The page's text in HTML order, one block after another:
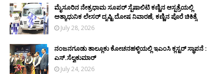
ಮೈಸೂರಿನ ನೇತ್ರಧಾಮ ಸೂಪರ್ ಸ್ಪೆಷಾಲಿಟಿ ಕಣ್ಣಿನ ಆಸ್ಪತ್ರೆಯಲ್ಲಿ
ಅತ್ಯಾಧುನಿಕ ಲೇಸರ್ ದೃಷ್ಟಿ ದೋಷ ನಿವಾರಣೆ, ಕಣ್ಣಿನ ಪೊರೆ ಚಿಕಿತ್ಸೆ
July 28, 2026
ನಂಜನಗೂಡು ತಾಲ್ಲೂಕು ಕೋಚನಹಳ್ಳಿಯಲ್ಲಿ ಇಎಂಸಿ ಕ್ಲಸ್ಟರ್ ಸ್ಥಾಪನೆ :
ಎಸ್.ಸೆಲ್ವಕುಮಾರ್
July 24, 2026